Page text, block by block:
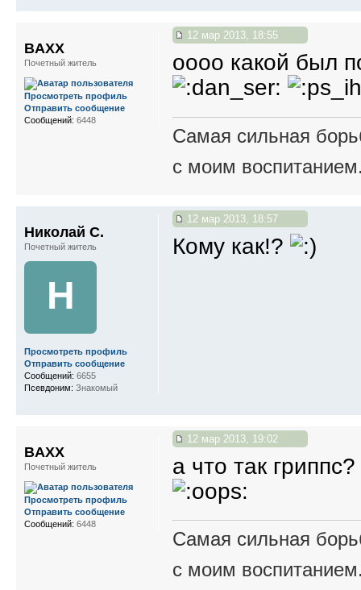
12 мар 2013, 18:55
оооо какой был
Самая сильная
с моим
BAXX
Почетный житель
Просмотреть профиль
Отправить сообщение
Сообщений: 6448
12 мар 2013, 18:57
Кому как!?
Николай С.
Почетный житель
Н
Просмотреть профиль
Отправить сообщение
Сообщений: 6655
Псевдоним: Знакомый
12 мар 2013, 19:02
а что так
Самая сильная
с моим
BAXX
Почетный житель
Просмотреть профиль
Отправить сообщение
Сообщений: 6448